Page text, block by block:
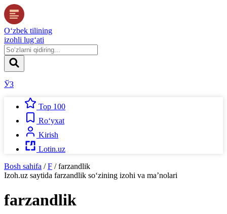
O‘zbek tilining
izohli lug‘ati
ЎЗ
Top 100
Ro‘yxat
Kirish
Lotin.uz
Bosh sahifa / F / farzandlik
Izoh.uz saytida farzandlik so‘zining izohi va ma’nolari
farzandlik